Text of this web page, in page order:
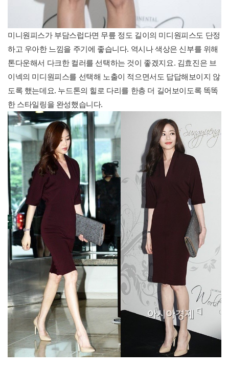
미니원피스가 부담스럽다면 무릎 정도 길이의 미디원피스도 단정
하고 우아한 느낌을 주기에 좋습니다. 역시나 색상은 신부를 위해
톤다운해서 다크한 컬러를 선택하는 것이 좋겠지요. 김효진은 브
이넥의 미디원피스를 선택해 노출이 적으면서도 답답해보이지 않
도록 했는데요. 누드톤의 힐로 다리를 한층 더 길어보이도록 똑똑
한 스타일링을 완성했습니다.